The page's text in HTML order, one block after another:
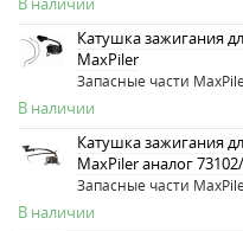
Катушка зажигания
MaxPiler
Запасные части
В наличии
Катушка зажигания
MaxPiler аналог
Запасные части
В наличии